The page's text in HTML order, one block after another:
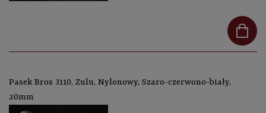
Pasek Bros 3110, Zulu, Nylonowy, Szaro-czerwono-biały,
20mm